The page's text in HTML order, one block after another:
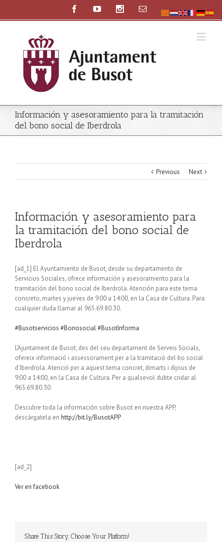
Información y asesoramiento para la tramitación
del bono social de Iberdrola
Previous Next
Información y asesoramiento para
la tramitación del bono social de
Iberdrola
[ad_1] El Ayuntamiento de Busot, desde su departamento de
Servicios Sociales, ofrece información y asesoramiento para la
tramitación del bono social de Iberdrola. Atención para este tema
concreto, martes y jueves de 9:00 a 14:00, en la Casa de Cultura. Para
cualquier duda llamar al 965.69.80.30.
#Busotservicios #Bonosocial#BusotInforma
L’Ajuntament de Busot, des del seu departament de Serveis Socials,
ofereix informació i assessorament per a la tramitació del bo social
d’Iberdrola. Atenció per a aquest tema concret, dimarts i dijous de
9:00 a 14:00, en la Casa de Cultura. Per a qualsevol dubte cridar al
965.69.80.30.
Descubre toda la información sobre Busot en nuestra APP,
descárgatela en http://bit.ly/BusotAPP
[ad_2]
Ver en facebook
Share This Story, Choose Your Platform!